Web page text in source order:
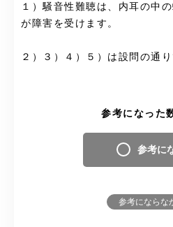
１）騒音性難聴は、内耳の中
が障害を受けます。
２）３）４）５）は設問の通り
参考になった
参考に
参考にならな